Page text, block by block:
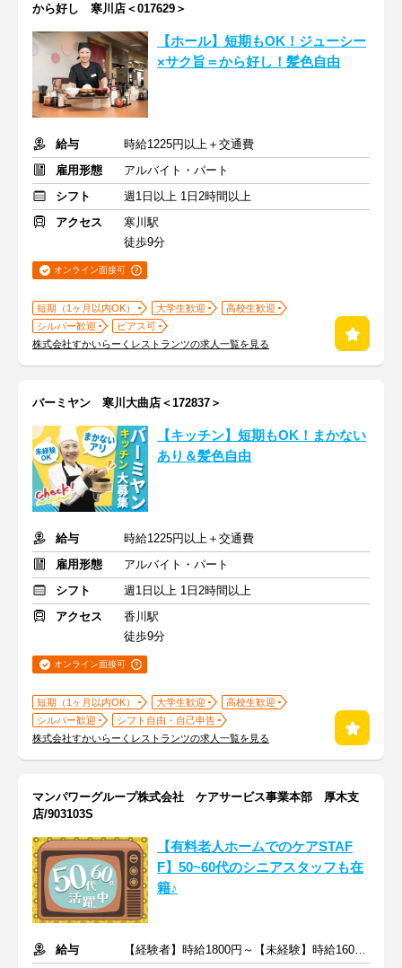
から好し 寒川店＜017629＞
【ホール】短期もOK！ジューシー
×サク旨＝から好し！髪色自由
給与
時給1225円以上＋交通費
雇用形態
アルバイト・パート
シフト
週1日以上 1日2時間以上
アクセス
寒川駅
徒歩9分
オンライン面接可
短期（1ヶ月以内OK） 大学生歓迎
高校生歓迎
シルバー歓迎
ピアス可
株式会社すかいらーくレストランツの求人一覧を見る
バーミヤン 寒川大曲店＜172837＞
【キッチン】短期もOK！まかない
あり＆髪色自由
給与
時給1225円以上＋交通費
雇用形態
アルバイト・パート
シフト
週1日以上 1日2時間以上
アクセス
香川駅
徒歩9分
オンライン面接可
短期（1ヶ月以内OK） 大学生歓迎
高校生歓迎
シルバー歓迎
シフト自由・自己申告
株式会社すかいらーくレストランツの求人一覧を見る
マンパワーグループ株式会社 ケアサービス事業本部 厚木支
店/903103S
【有料老人ホームでのケアSTAF
F】50~60代のシニアスタッフも在
籍♪
給与
【経験者】時給1800円～【未経験】時給1600円～ ※交通費全額